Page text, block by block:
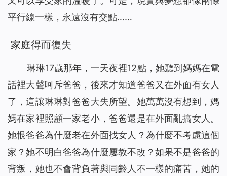
平行線一樣，永遠沒有交點……
家庭得而復失
琳琳17歲那年，一天夜裡12點，她聽到媽媽在電
話裡大聲呵斥爸爸，後來才知道爸爸又在外面有女人
了，這讓琳琳對爸爸大失所望。她萬萬沒有想到，媽
媽在家裡照顧一家老小，爸爸還是在外面亂搞女人。
她恨爸爸為什麼老在外面找女人？為什麼不考慮這個
家？她不明白爸爸為什麼屢教不改？如果不是爸爸的
背叛，她也不會背負著與同齡人不一樣的痛苦，她的